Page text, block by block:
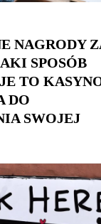
NAGRODY
SPOSÓB
TO
DO
SWOJEJ